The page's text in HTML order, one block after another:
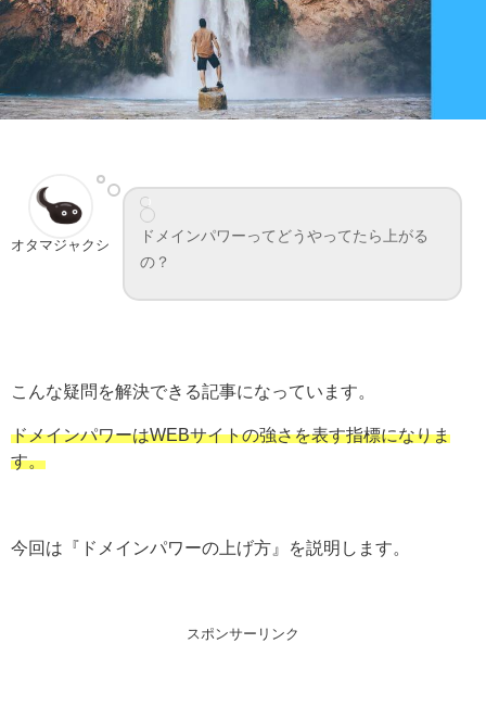
オタマジャクシ
ドメインパワーってどうやってたら上がる
の？
こんな疑問を解決できる記事になっています。
ドメインパワーはWEBサイトの強さを表す指標になりま
す。
今回は『ドメインパワーの上げ方』を説明します。
スポンサーリンク